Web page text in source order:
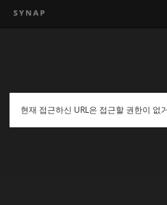
현재 접근하신 URL은 접근할 권한이 없